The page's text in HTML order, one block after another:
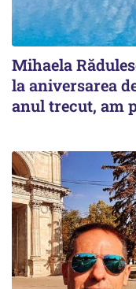
Mihaela
la aniversarea
anul trecut, am